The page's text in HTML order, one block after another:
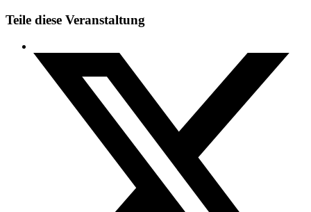
Teile diese Veranstaltung